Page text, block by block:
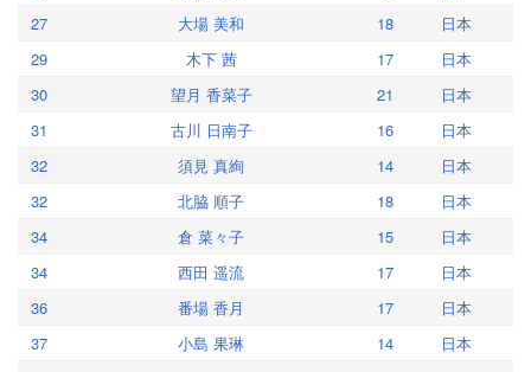
27
大場 美和 18
日本
29
木下 茜 17
日本
30
望月 香菜子 21
日本
31
古川 日南子 16
日本
32
須見 真絢 14
日本
32
北脇 順子 18
日本
34
倉 菜々子 15
日本
34
西田 遥流 17
日本
36
番場 香月 17
日本
37
小島 果琳 14
日本